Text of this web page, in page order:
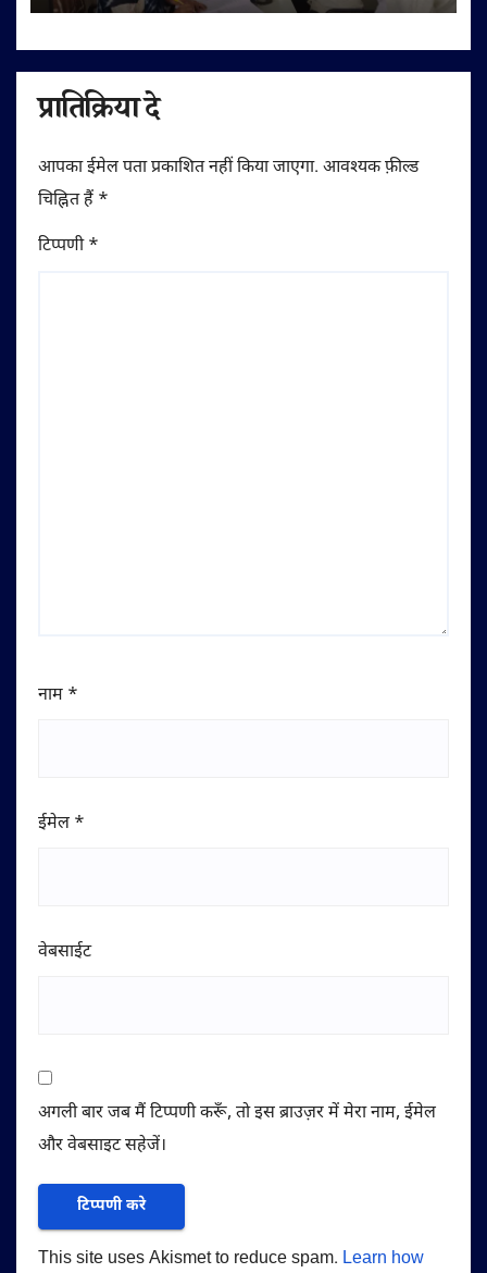
प्रातिक्रिया दे
आपका ईमेल पता प्रकाशित नहीं किया जाएगा. आवश्यक फ़ील्ड
चिह्नित हैं *
टिप्पणी*
नाम *
ईमेल *
वेबसाईट
अगली बार जब मैं टिप्पणी करूँ, तो इस ब्राउज़र में मेरा नाम, ईमेल
और वेबसाइट सहेजें।
This site uses Akismet to reduce spam. Learn how